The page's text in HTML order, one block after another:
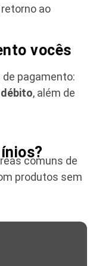
ao
vocês
pagamento:
, além de
comuns de
produtos sem